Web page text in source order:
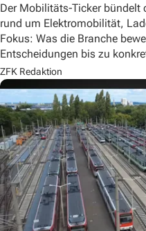
Der Mobilitäts-Ticker
rund um Elektromobilität,
Fokus: Was die Branche
Entscheidungen bis zu
ZFK Redaktion